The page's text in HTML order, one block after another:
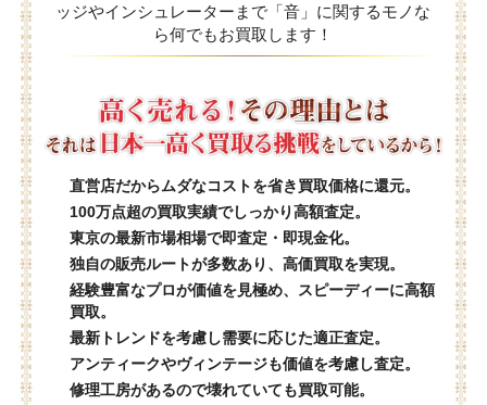
ッジやインシュレーターまで「音」に関するモノな
ら何でもお買取します！
直営店だからムダなコストを省き買取価格に還元。
100万点超の買取実績でしっかり高額査定。
東京の最新市場相場で即査定・即現金化。
独自の販売ルートが多数あり、高価買取を実現。
経験豊富なプロが価値を見極め、スピーディーに高額
買取。
最新トレンドを考慮し需要に応じた適正査定。
アンティークやヴィンテージも価値を考慮し査定。
修理工房があるので壊れていても買取可能。